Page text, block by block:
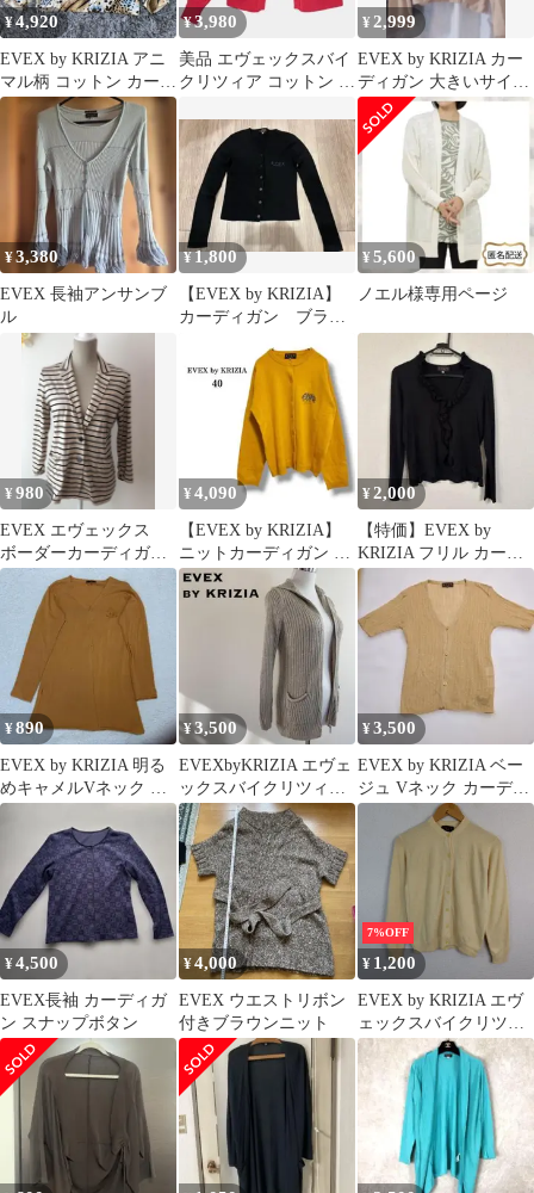
¥4,920
EVEX by KRIZIA アニ
マル柄 コットン カーデ
ィガン ヒョウ柄 綿
¥3,980
美品 エヴェックスバイ
クリツィア コットン リ
ィガン40
¥ 2,999
EVEX by KRIZIA カー
ディガン 大きいサイズ
46 日本製 薄手 夏
¥3,380
EVEX 長袖アンサンブ
ル
¥1,800
【EVEX by KRIZIA】
カーディガン ブラッ
¥ 5,600
ノエル様専用ページ
¥980
EVEX エヴェックス
ボーダーカーディガ
ン 羽織り リヨセ
¥ 4,090
【EVEX by KRIZIA】
ニットカーディガン マ
スタード ヒョウ 刺
繍 毛
¥2,000
【特価】EVEX by
KRIZIA フリル カーデ
ィガン ブラック サイズ
40
¥890
EVEX by KRIZIA 明る
めキャメルVネック 長
袖ロングカーディガン
¥3,500
EVEXbyKRIZIA エヴェ
ックスバイクリツィア
フルジップロングカー
ディガン
¥3,500
EVEX by KRIZIA ベー
ジュ Vネック カーディ
ガン 40
¥4,500
EVEX長袖 カーディガ
ン スナップボタン
¥4,000
EVEX ウエストリボン
付きブラウンニット
7%OFF
¥ 1,200
EVEX by KRIZIA エヴ
ェックスバイクリツィ
ア カーディガン 無地
イエロー 40サイズ レデ
ィース 古着 レトロ シ
ンプル